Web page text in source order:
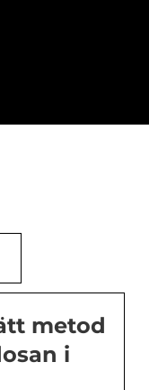
metod
i